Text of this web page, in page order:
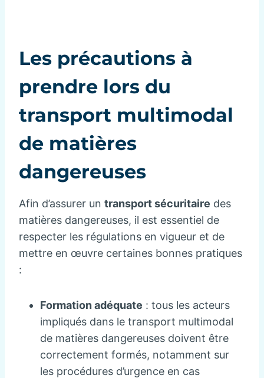
Les précautions à
prendre lors du
transport multimodal
de matières
dangereuses
Afin d’assurer un transport sécuritaire des
matières dangereuses, il est essentiel de
respecter les régulations en vigueur et de
mettre en œuvre certaines bonnes pratiques
:
Formation adéquate : tous les acteurs
impliqués dans le transport multimodal
de matières dangereuses doivent être
correctement formés, notamment sur
les procédures d’urgence en cas